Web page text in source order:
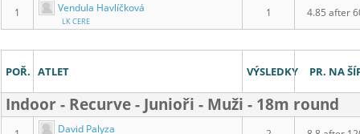
1 Vendula Havlíčková
LK CERE
1 4.85 after
POŘ. ATLET VÝSLEDKY PR. NA
Indoor - Recurve - Junioři - Muži - 18m round
David Palyza